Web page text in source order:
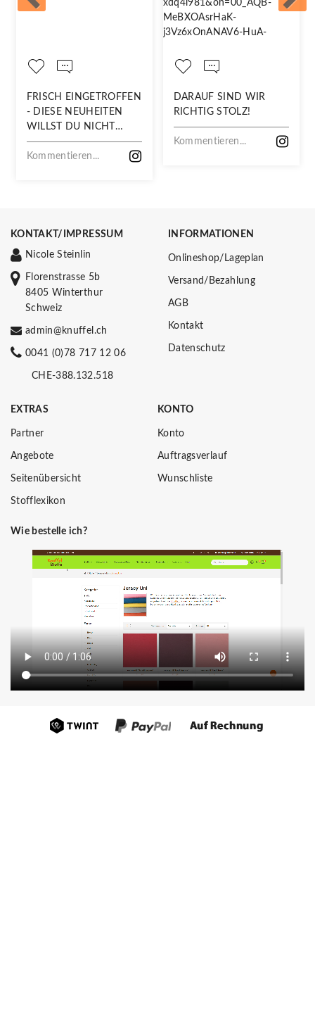
FRISCH EINGETROFFEN
- DIESE NEUHEITEN
WILLST DU NICHT
VERPASSEN!
Kommentieren...
DARAUF SIND WIR
RICHTIG STOLZ!
Kommentieren...
KONTAKT/IMPRESSUM
Nicole Steinlin
Florenstrasse 5b
8405 Winterthur
Schweiz
admin@knuffel.ch
0041 (0)78 717 12 06
CHE-388.132.518
INFORMATIONEN
Onlineshop/Lageplan
Versand/Bezahlung
AGB
Kontakt
Datenschutz
EXTRAS
Partner
Angebote
Seitenübersicht
Stofflexikon
KONTO
Konto
Auftragsverlauf
Wunschliste
Wie bestelle ich?